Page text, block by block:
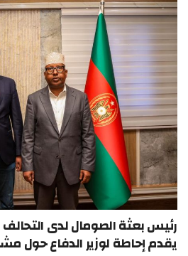
رئيس بعثة الصومال لدى
يقدم إحاطة لوزير الدفاع حول